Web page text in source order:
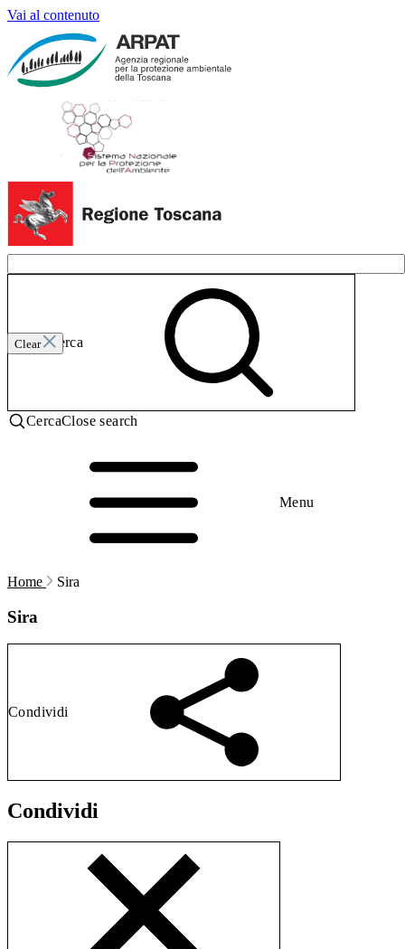
Vai al contenuto
Clear
Invia ricerca
CercaClose search
Menu
Home Sira
Sira
Condividi
Condividi